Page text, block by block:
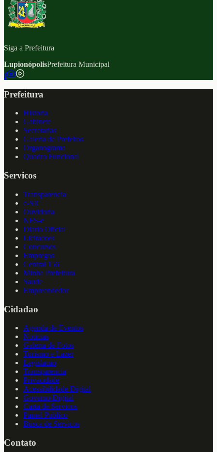
Siga a Prefeitura
LupionópolisPrefeitura Municipal
f
Prefeitura
Historia
Gabinete
Secretarias
Galeria de Prefeitos
Organograma
Quadro Funcional
Servicos
Transparencia
e-SIC
Ouvidoria
NFS-e
Diario Oficial
Licitacoes
Concursos
Empregos
Central 156
Minha Prefeitura
Saude
Empreendedor
Cidadao
Agenda de Eventos
Noticias
Galeria de Fotos
Turismo e Lazer
Legislacao
Transparencia
Privacidade
Acessibilidade Digital
Governo Digital
Carta de Servicos
Painel Publico
Busca de Servicos
Contato